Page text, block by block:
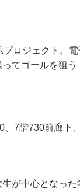
ジェクト。
てゴールを狙
7階730前廊下
中心となっ